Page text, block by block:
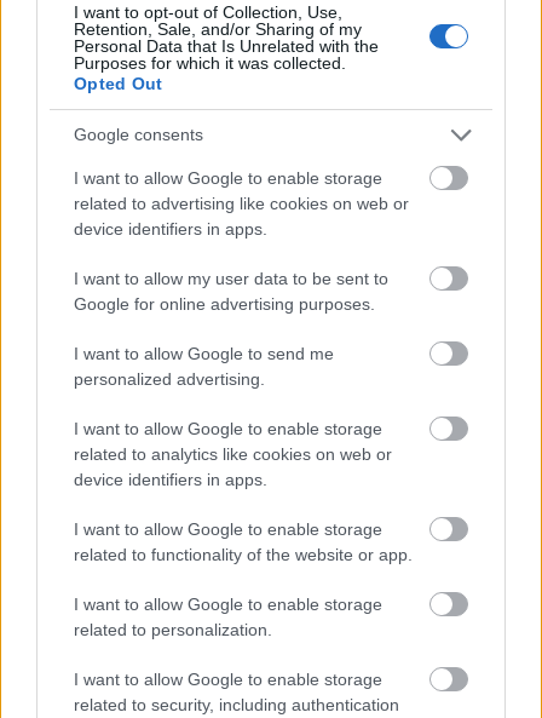
I want to opt-out of Collection, Use,
Retention, Sale, and/or Sharing of my
Personal Data that Is Unrelated with the
Purposes for which it was collected.
Opted Out
Google consents
I want to allow Google to enable storage
related to advertising like cookies on web or
device identifiers in apps.
I want to allow my user data to be sent to
Google for online advertising purposes.
I want to allow Google to send me
personalized advertising.
I want to allow Google to enable storage
related to analytics like cookies on web or
device identifiers in apps.
I want to allow Google to enable storage
related to functionality of the website or app.
I want to allow Google to enable storage
related to personalization.
I want to allow Google to enable storage
related to security, including authentication
Ακολουθήστε το insider.gr στο Google News
και μάθετε
πρώτοι όλες τιςειδήσειςαπό την Ελλάδα και τον κόσμο.